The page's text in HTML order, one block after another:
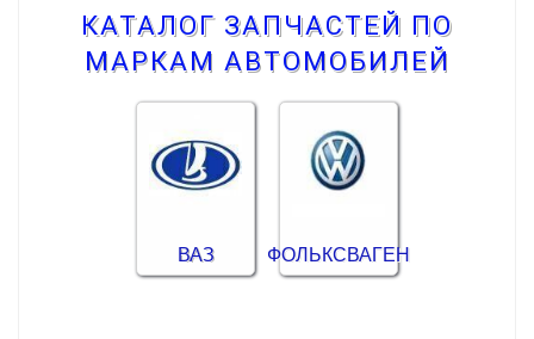
КАТАЛОГ ЗАПЧАСТЕЙ ПО
МАРКАМ АВТОМОБИЛЕЙ
ВАЗ ФОЛЬКСВАГЕН